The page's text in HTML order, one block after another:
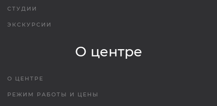
СТУДИИ
ЭКСКУРСИИ
О центре
О ЦЕНТРЕ
РЕЖИМ РАБОТЫ И ЦЕНЫ